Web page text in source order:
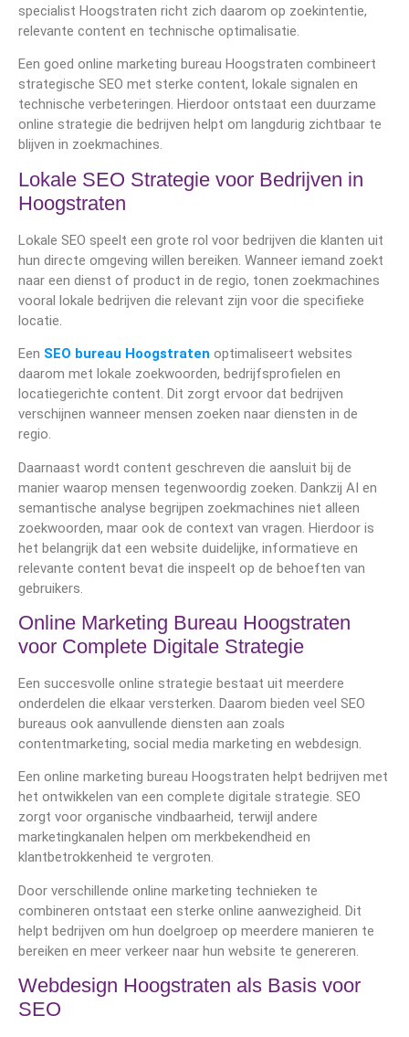
specialist Hoogstraten richt zich daarom op zoekintentie,
relevante content en technische optimalisatie.
Een goed online marketing bureau Hoogstraten combineert
strategische SEO met sterke content, lokale signalen en
technische verbeteringen. Hierdoor ontstaat een duurzame
online strategie die bedrijven helpt om langdurig zichtbaar te
blijven in zoekmachines.
Lokale SEO Strategie voor Bedrijven in
Hoogstraten
Lokale SEO speelt een grote rol voor bedrijven die klanten uit
hun directe omgeving willen bereiken. Wanneer iemand zoekt
naar een dienst of product in de regio, tonen zoekmachines
vooral lokale bedrijven die relevant zijn voor die specifieke
locatie.
Een SEO bureau Hoogstraten optimaliseert websites
daarom met lokale zoekwoorden, bedrijfsprofielen en
locatiegerichte content. Dit zorgt ervoor dat bedrijven
verschijnen wanneer mensen zoeken naar diensten in de
regio.
Daarnaast wordt content geschreven die aansluit bij de
manier waarop mensen tegenwoordig zoeken. Dankzij AI en
semantische analyse begrijpen zoekmachines niet alleen
zoekwoorden, maar ook de context van vragen. Hierdoor is
het belangrijk dat een website duidelijke, informatieve en
relevante content bevat die inspeelt op de behoeften van
gebruikers.
Online Marketing Bureau Hoogstraten
voor Complete Digitale Strategie
Een succesvolle online strategie bestaat uit meerdere
onderdelen die elkaar versterken. Daarom bieden veel SEO
bureaus ook aanvullende diensten aan zoals
contentmarketing, social media marketing en webdesign.
Een online marketing bureau Hoogstraten helpt bedrijven met
het ontwikkelen van een complete digitale strategie. SEO
zorgt voor organische vindbaarheid, terwijl andere
marketingkanalen helpen om merkbekendheid en
klantbetrokkenheid te vergroten.
Door verschillende online marketing technieken te
combineren ontstaat een sterke online aanwezigheid. Dit
helpt bedrijven om hun doelgroep op meerdere manieren te
bereiken en meer verkeer naar hun website te genereren.
Webdesign Hoogstraten als Basis voor
SEO